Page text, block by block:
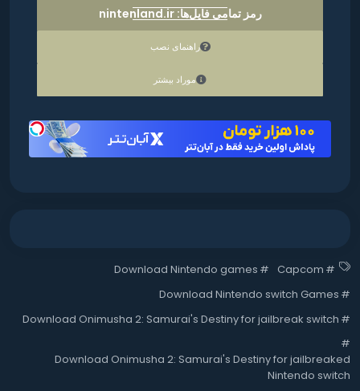
راهنمای نصب
موراد بیشتر
رمز تمامی فایل‌ها: nintenland.ir
#
Capcom
#
Download Nintendo games
#
Download Nintendo switch Games
#
Download Onimusha 2: Samurai's Destiny for jailbreak switch
#
Download Onimusha 2: Samurai's Destiny for jailbreaked
Nintendo switch